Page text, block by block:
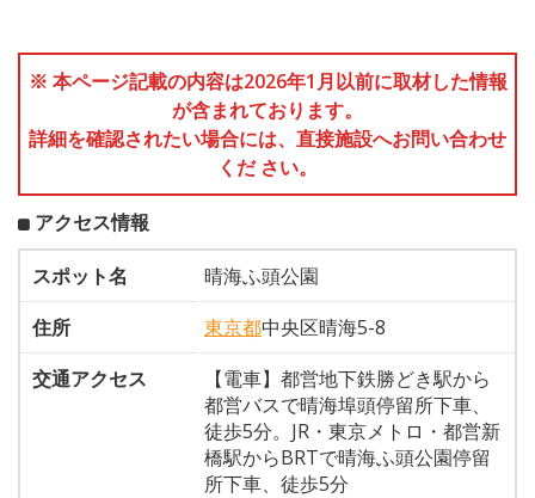
※ 本ページ記載の内容は2026年1月以前に取材した情報
が含まれております。
詳細を確認されたい場合には、直接施設へお問い合わせ
くだ さい。
アクセス情報
スポット名
晴海ふ頭公園
住所
東京都中央区晴海5-8
交通アクセス
【電車】都営地下鉄勝どき駅から
都営バスで晴海埠頭停留所下車、
徒歩5分。JR・東京メトロ・都営新
橋駅からBRTで晴海ふ頭公園停留
所下車、徒歩5分